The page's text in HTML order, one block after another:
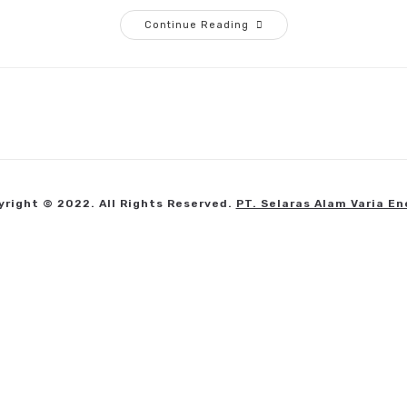
Continue Reading
© 2022. All Rights Reserved. PT. Selaras Alam Varia